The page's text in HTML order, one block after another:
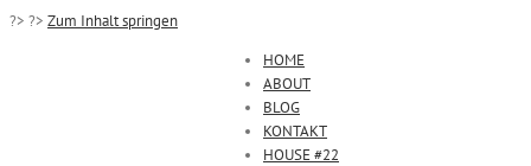
?> ?> Zum Inhalt springen
HOME
ABOUT
BLOG
KONTAKT
HOUSE #22